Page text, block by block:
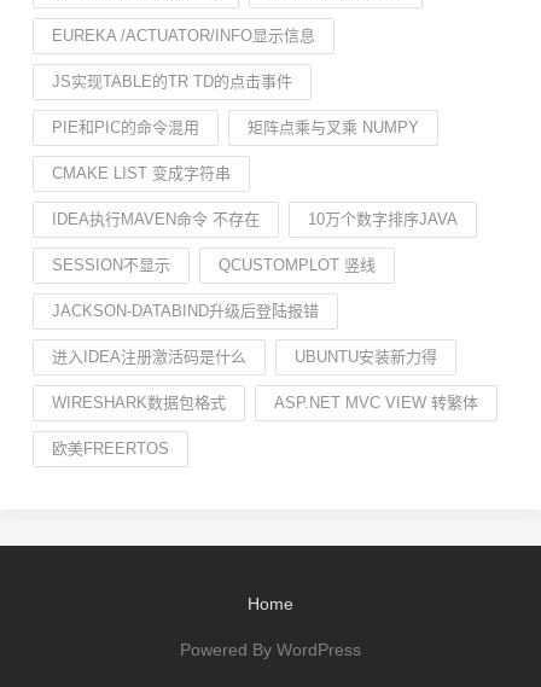
EUREKA /ACTUATOR/INFO显示信息
JS实现TABLE的TR TD的点击事件
PIE和PIC的命令混用 矩阵点乘与叉乘 NUMPY
CMAKE LIST 变成字符串
IDEA执行MAVEN命令 不存在 10万个数字排序JAVA
SESSION不显示 QCUSTOMPLOT 竖线
JACKSON-DATABIND升级后登陆报错
进入IDEA注册激活码是什么 UBUNTU安装新力得
WIRESHARK数据包格式 ASP.NET MVC VIEW 转繁体
欧美FREERTOS
Home
Powered By WordPress